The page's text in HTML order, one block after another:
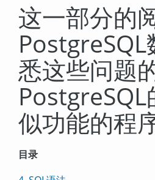
这一部分的
PostgreSQL
悉这些问题
PostgreSQL
似功能的程
目录